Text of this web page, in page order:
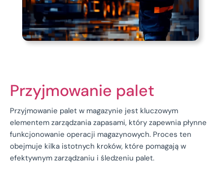
Przyjmowanie palet
Przyjmowanie palet w magazynie jest kluczowym
elementem zarządzania zapasami, który zapewnia płynne
funkcjonowanie operacji magazynowych. Proces ten
obejmuje kilka istotnych kroków, które pomagają w
efektywnym zarządzaniu i śledzeniu palet.